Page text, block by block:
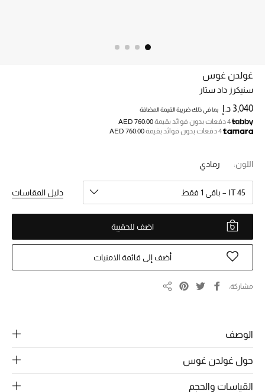
خصم حتى 70%
تسوقوا الآن
ما وصلنا حديثاً
النساء
الحقائب النسائية
الأطفال
غولدن غوس
سنيكرز داد ستار
3,040 د.إ بما في ذلك ضريبة القيمة المضافة
4 دفعات بدون فوائد بقيمة
AED 760.00
4 دفعات بدون فوائد بقيمة
AED 760.00
اللون: رمادي
IT 45 – باقي 1 فقط دليل المقاسات
اضف للحقيبة
أضف إلى قائمة الامنيات
مشاركة
الوصف
حول غولدن غوس
القياسات والحجم